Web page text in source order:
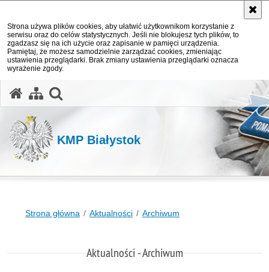
Strona używa plików cookies, aby ułatwić użytkownikom korzystanie z
serwisu oraz do celów statystycznych. Jeśli nie blokujesz tych plików, to
zgadzasz się na ich użycie oraz zapisanie w pamięci urządzenia.
Pamiętaj, że możesz samodzielnie zarządzać cookies, zmieniając
ustawienia przeglądarki. Brak zmiany ustawienia przeglądarki oznacza
wyrażenie zgody.
KMP Białystok
Strona główna Aktualności Archiwum
Aktualności - Archiwum